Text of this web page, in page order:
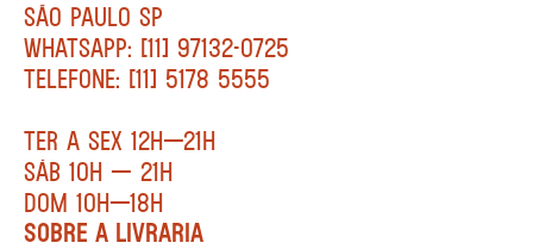
SÃO PAULO SP
WHATSAPP: [11] 97132-0725
TELEFONE: [11] 5178 5555
TER A SEX 12H—21H
SÁB 10H — 21H
DOM 10H—18H
SOBRE A LIVRARIA